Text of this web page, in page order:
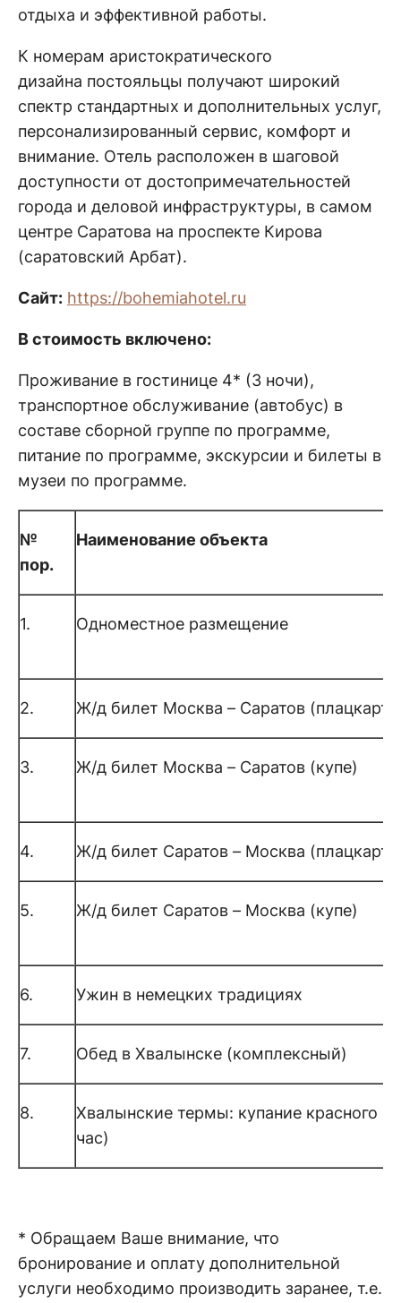
отдыха и эффективной работы.
К номерам аристократического
дизайна постояльцы получают широкий
спектр стандартных и дополнительных услуг,
персонализированный сервис, комфорт и
внимание. Отель расположен в шаговой
доступности от достопримечательностей
города и деловой инфраструктуры, в самом
центре Саратова на проспекте Кирова
(саратовский Арбат).
Сайт: https://bohemiahotel.ru
В стоимость включено:
Проживание в гостинице 4* (3 ночи),
транспортное обслуживание (автобус) в
составе сборной группе по программе,
питание по программе, экскурсии и билеты в
музеи по программе.
№
пор.
Наименование объекта
1. Одноместное размещение
2. Ж/д билет Москва – Саратов (плацкарт)
3. Ж/д билет Москва – Саратов (купе)
4. Ж/д билет Саратов – Москва (плацкарт)
5. Ж/д билет Саратов – Москва (купе)
6. Ужин в немецких традициях
7. Обед в Хвалынске (комплексный)
8.
Хвалынские термы: купание красного
час)
* Обращаем Ваше внимание, что
бронирование и оплату дополнительной
услуги необходимо производить заранее, т.е.